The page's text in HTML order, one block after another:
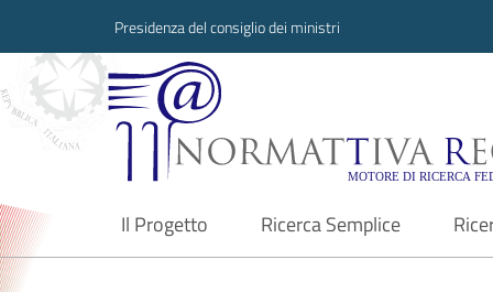
Presidenza del consiglio dei ministri
Normattiva
Il Progetto
current Ricerca Semplice